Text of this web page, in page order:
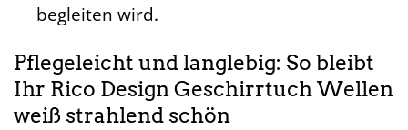
begleiten wird.
Pflegeleicht und langlebig: So bleibt
Ihr Rico Design Geschirrtuch Wellen
weiß strahlend schön